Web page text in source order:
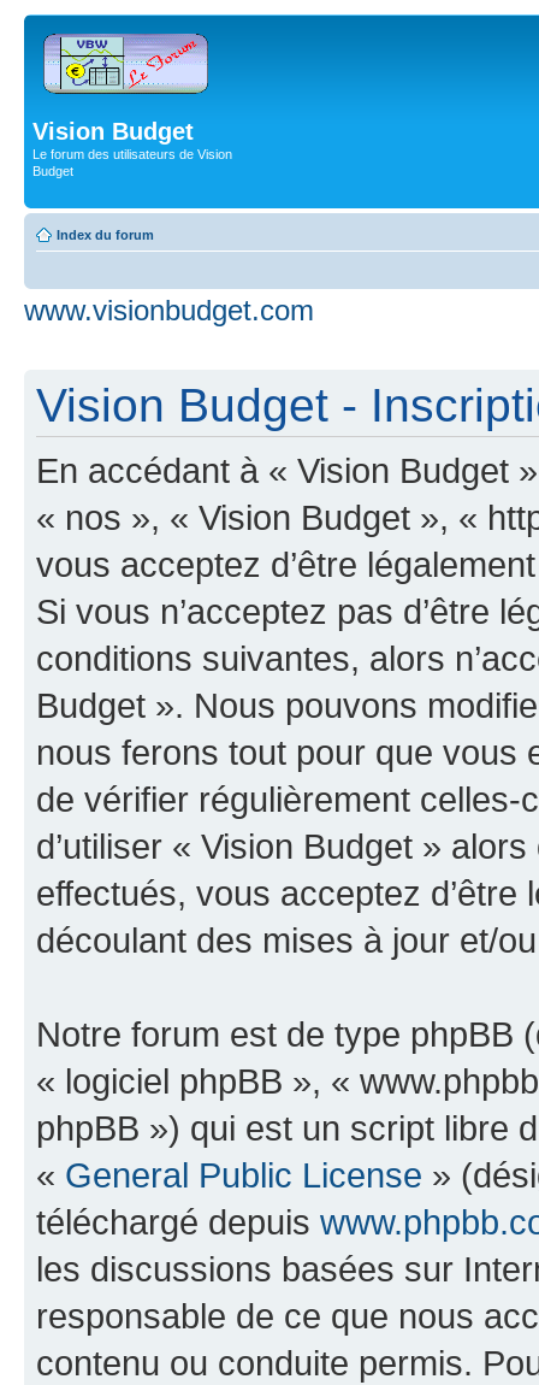
Vision Budget
Le forum des utilisateurs de Vision
Budget
Index du forum
www.visionbudget.com
Vision Budget -
En accédant à « Vision Budget
« nos », « Vision Budget », «
vous acceptez d’être
Si vous n’acceptez pas d’être
conditions suivantes, alors
Budget ». Nous pouvons
nous ferons tout pour que vous
de vérifier régulièrement
d’utiliser « Vision Budget »
effectués, vous acceptez
découlant des mises à jour et/
Notre forum est de type phpBB
« logiciel phpBB », «
phpBB ») qui est un script libre
« General Public License »
téléchargé depuis
les discussions basées sur
responsable de ce que nous
contenu ou conduite permis.